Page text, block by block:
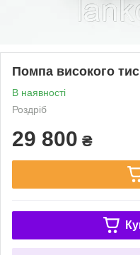
Помпа високого
В наявності
Роздріб
29 800 ₴